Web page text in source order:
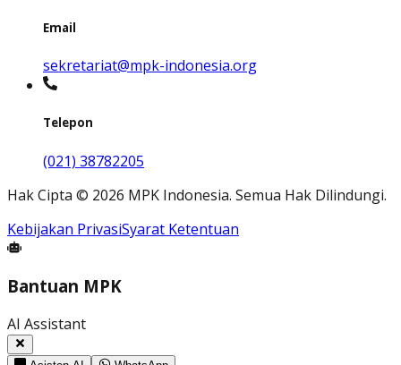
Email
sekretariat@mpk-indonesia.org
Telepon
(021) 38782205
Hak Cipta © 2026 MPK Indonesia. Semua Hak Dilindungi.
Kebijakan PrivasiSyarat Ketentuan
Bantuan MPK
AI Assistant